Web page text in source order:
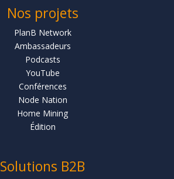
Nos projets
PlanB Network
Ambassadeurs
Podcasts
YouTube
Conférences
Node Nation
Home Mining
Édition
Solutions B2B